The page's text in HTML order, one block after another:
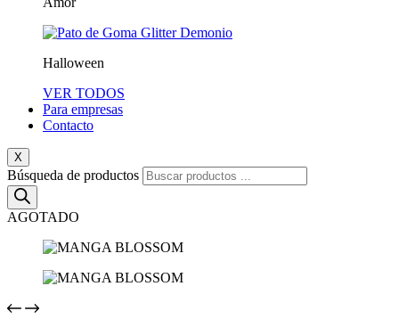
Halloween
VER TODOS
Para empresas
Contacto
X
Búsqueda de productos
AGOTADO